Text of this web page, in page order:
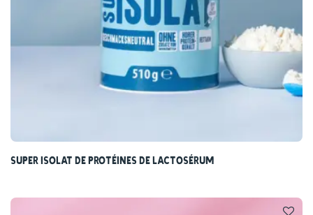
Super isolat de protéines de lactosérum